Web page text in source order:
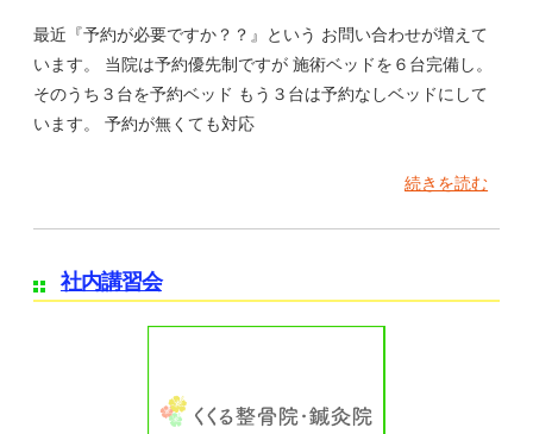
最近『予約が必要ですか？？』という お問い合わせが増えて
います。 当院は予約優先制ですが 施術ベッドを６台完備し。
そのうち３台を予約ベッド もう３台は予約なしベッドにして
います。 予約が無くても対応
続きを読む
社内講習会